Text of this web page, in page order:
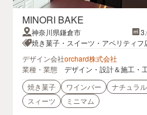
MINORI BAKE
神奈川県鎌倉市
焼き菓子・スイーツ・アペリティフ
デザイン会社orchard株式会社
業種・業態
デザイン・設計＆施工・
焼き菓子
ワインバー ナチュラ
スィーツ
ミニマム